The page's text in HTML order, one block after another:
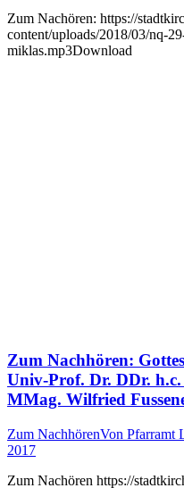
Zum Nachören: https://
content/uploads/2018/03/nq-
miklas.mp3Download
Zum Nachhören:
Univ-Prof. Dr. DDr.
MMag. Wilfried
Zum NachhörenVon Pfarramt
2017
Zum Nachören https://